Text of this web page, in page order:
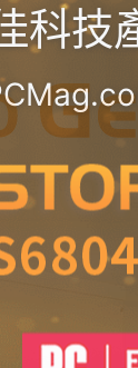
科技
靠儲存